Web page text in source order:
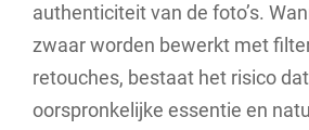
authenticiteit van de foto’s.
zwaar worden bewerkt met
retouches, bestaat het risico
oorspronkelijke essentie en